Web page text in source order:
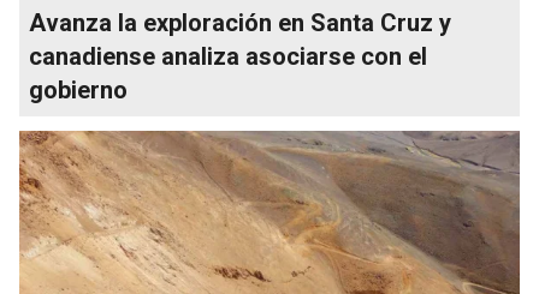
Avanza la exploración en Santa Cruz y
canadiense analiza asociarse con el
gobierno